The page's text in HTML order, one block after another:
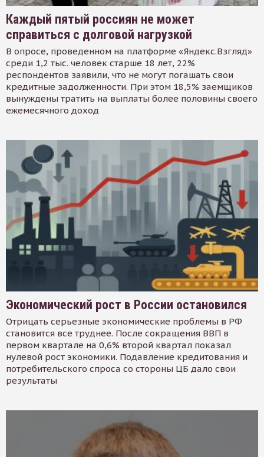
Каждый пятый россиян не может
справиться с долговой нагрузкой
В опросе, проведенном на платформе «Яндекс.Взгляд»
среди 1,2 тыс. человек старше 18 лет, 22%
респондентов заявили, что не могут погашать свои
кредитные задолженности. При этом 18,5% заемщиков
вынуждены тратить на выплаты более половины своего
ежемесячного доход
Экономический рост в России остановился
Отрицать серьезные экономические проблемы в РФ
становится все труднее. После сокращения ВВП в
первом квартале на 0,6% второй квартал показал
нулевой рост экономики. Подавление кредитования и
потребительского спроса со стороны ЦБ дало свои
результаты